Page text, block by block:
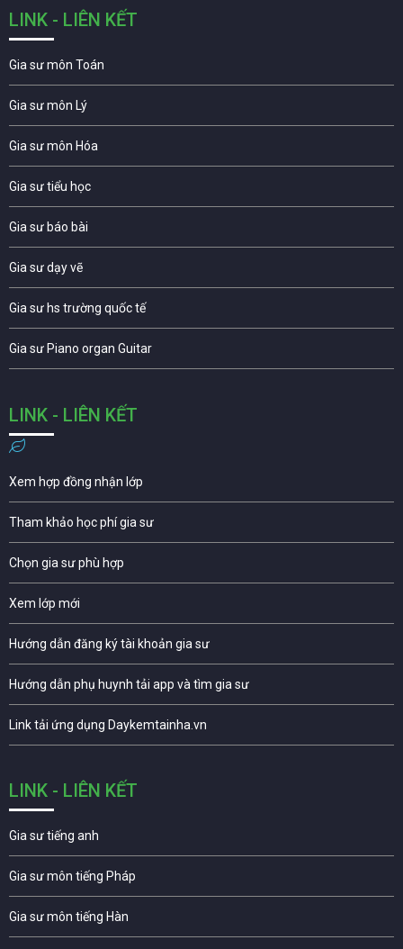
LINK - LIÊN KẾT
Gia sư môn Toán
Gia sư môn Lý
Gia sư môn Hóa
Gia sư tiểu học
Gia sư báo bài
Gia sư dạy vẽ
Gia sư hs trường quốc tế
Gia sư Piano organ Guitar
LINK - LIÊN KẾT
Xem hợp đồng nhận lớp
Tham khảo học phí gia sư
Chọn gia sư phù hợp
Xem lớp mới
Hướng dẫn đăng ký tài khoản gia sư
Hướng dẫn phụ huynh tải app và tìm gia sư
Link tải ứng dụng Daykemtainha.vn
LINK - LIÊN KẾT
Gia sư tiếng anh
Gia sư môn tiếng Pháp
Gia sư môn tiếng Hàn